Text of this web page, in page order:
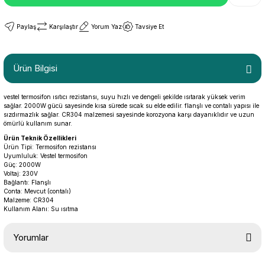
Paylaş Karşılaştır Yorum Yaz Tavsiye Et
Ürün Bilgisi
vestel termosifon ısıtıcı rezistansı, suyu hızlı ve dengeli şekilde ısıtarak yüksek verim
sağlar. 2000W gücü sayesinde kısa sürede sıcak su elde edilir. flanşlı ve contalı yapısı ile
sızdırmazlık sağlar. CR304 malzemesi sayesinde korozyona karşı dayanıklıdır ve uzun
ömürlü kullanım sunar.
Ürün Teknik Özellikleri
Ürün Tipi: Termosifon rezistansı
Uyumluluk: Vestel termosifon
Güç: 2000W
Voltaj: 230V
Bağlantı: Flanşlı
Conta: Mevcut (contalı)
Malzeme: CR304
Kullanım Alanı: Su ısıtma
Yorumlar